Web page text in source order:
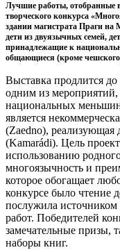
Лучшие работы, отобранные в
творческого конкурса
здании магистрата Праги на
дети из двуязычных семей,
принадлежащие к
общающиеся (кроме
Выставка продлится до
одним из
национальных
является
(Zaedno), реализующая
(Kamarádi). Цель
использованию
многоязычность и
которое обогащает
конкурсе было чтение
послужила источником
работ. Победителей
замечательные призы,
наборы книг.